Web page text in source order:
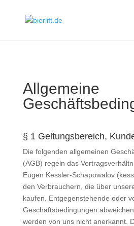
Allgemeine
§ 1 Geltungsbereich,
Die folgenden allgemeinen
(AGB) regeln das
Eugen Kessler-Schapowalov
den Verbrauchern, die über
kaufen. Entgegenstehende oder
Geschäftsbedingungen
werden von uns nicht anerkannt.